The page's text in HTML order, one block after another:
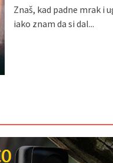
Znaš, kad padne mrak i
iako znam da si dal...